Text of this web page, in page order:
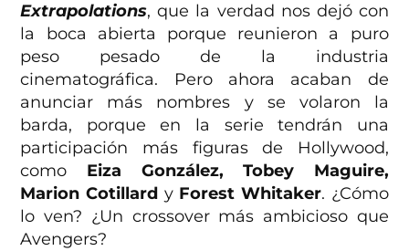
Extrapolations, que la verdad nos dejó con
la boca abierta porque reunieron a puro
peso pesado de la industria
cinematográfica. Pero ahora acaban de
anunciar más nombres y se volaron la
barda, porque en la serie tendrán una
participación más figuras de Hollywood,
como Eiza González, Tobey Maguire,
Marion Cotillard y Forest Whitaker. ¿Cómo
lo ven? ¿Un crossover más ambicioso que
Avengers?